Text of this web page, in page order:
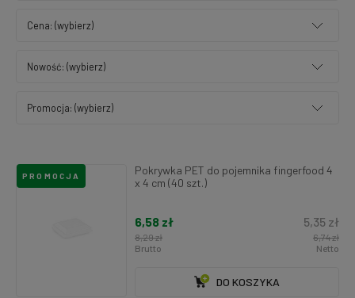
Cena: (wybierz)
Nowość: (wybierz)
Promocja: (wybierz)
Pokrywka PET do pojemnika fingerfood 4
x 4 cm (40 szt.)
6,58 zł
8,29 zł
Brutto
5,35 zł
6,74 zł
Netto
DO KOSZYKA
PROMOCJA